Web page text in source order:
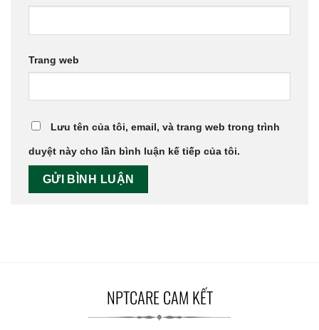
Trang web
Lưu tên của tôi, email, và trang web trong trình
duyệt này cho lần bình luận kế tiếp của tôi.
NPTCARE CAM KẾT